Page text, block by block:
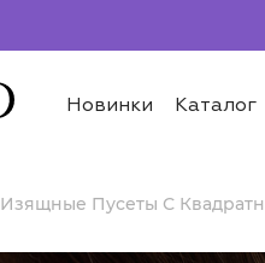
Новинки Каталог
Изящные Пусеты С